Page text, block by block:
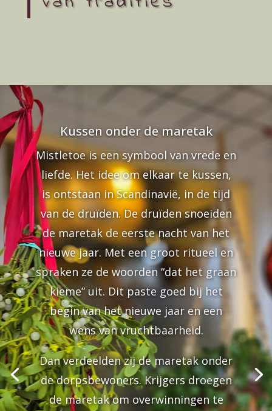
Kussen onder de maretak
Mistletoe is een symbool van vrede en
liefde. Het idee om elkaar te kussen,
is ontstaan in Scandinavië, in de tijd
van de druïden. De druïden snoeiden
de maretak de eerste nacht van het
nieuwe jaar. Met een groot ritueel en
spraken ze de woorden “dat het graan
kieme” uit. Dit paste goed bij het
begin van het nieuwe jaar en een
wens van vruchtbaarheid.
Dan verdeelden zij de maretak onder
de dorpsbewoners. Krijgers droegen
de maretak om overwinningen te